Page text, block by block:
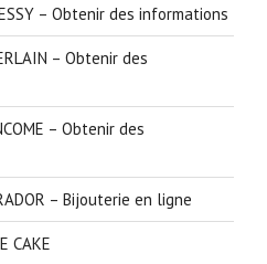
– Obtenir des informations
– Obtenir des
– Obtenir des
– Bijouterie en ligne
CAKE